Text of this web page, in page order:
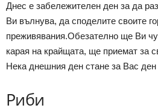
Днес е забележителен ден за да
Ви вълнува, да споделите своите
преживявания.Обезателно ще Ви
карая на крайщата, ще приемат за
Нека днешния ден стане за Вас ден
Риби